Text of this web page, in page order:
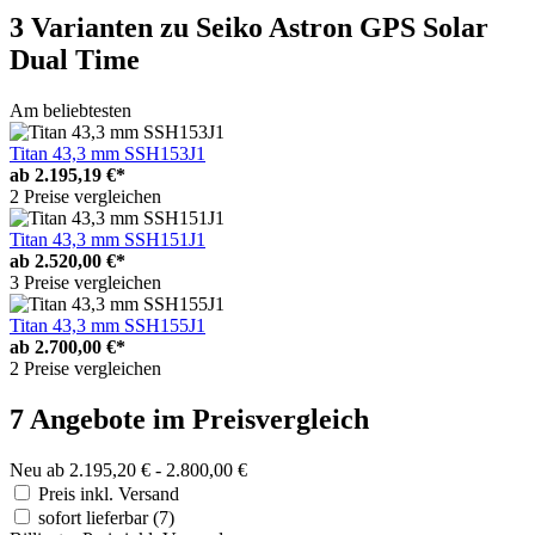
3 Varianten zu Seiko Astron GPS Solar
Dual Time
Am beliebtesten
Titan 43,3 mm SSH153J1
ab 2.195,19 €*
2 Preise vergleichen
Titan 43,3 mm SSH151J1
ab 2.520,00 €*
3 Preise vergleichen
Titan 43,3 mm SSH155J1
ab 2.700,00 €*
2 Preise vergleichen
7 Angebote im Preisvergleich
Neu ab 2.195,20 € - 2.800,00 €
Preis inkl. Versand
sofort lieferbar(7)